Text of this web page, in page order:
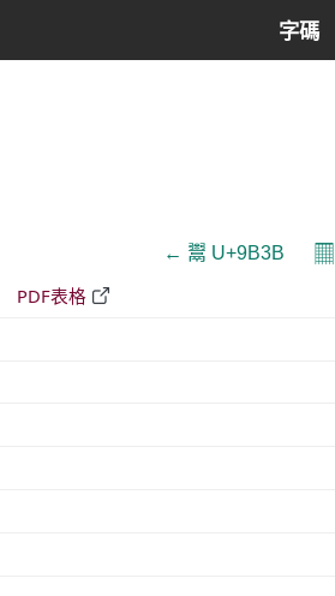
字碼
← 鬻 U+9B3B 𝄜
PDF表格